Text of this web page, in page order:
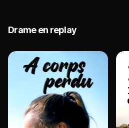
Drame en replay